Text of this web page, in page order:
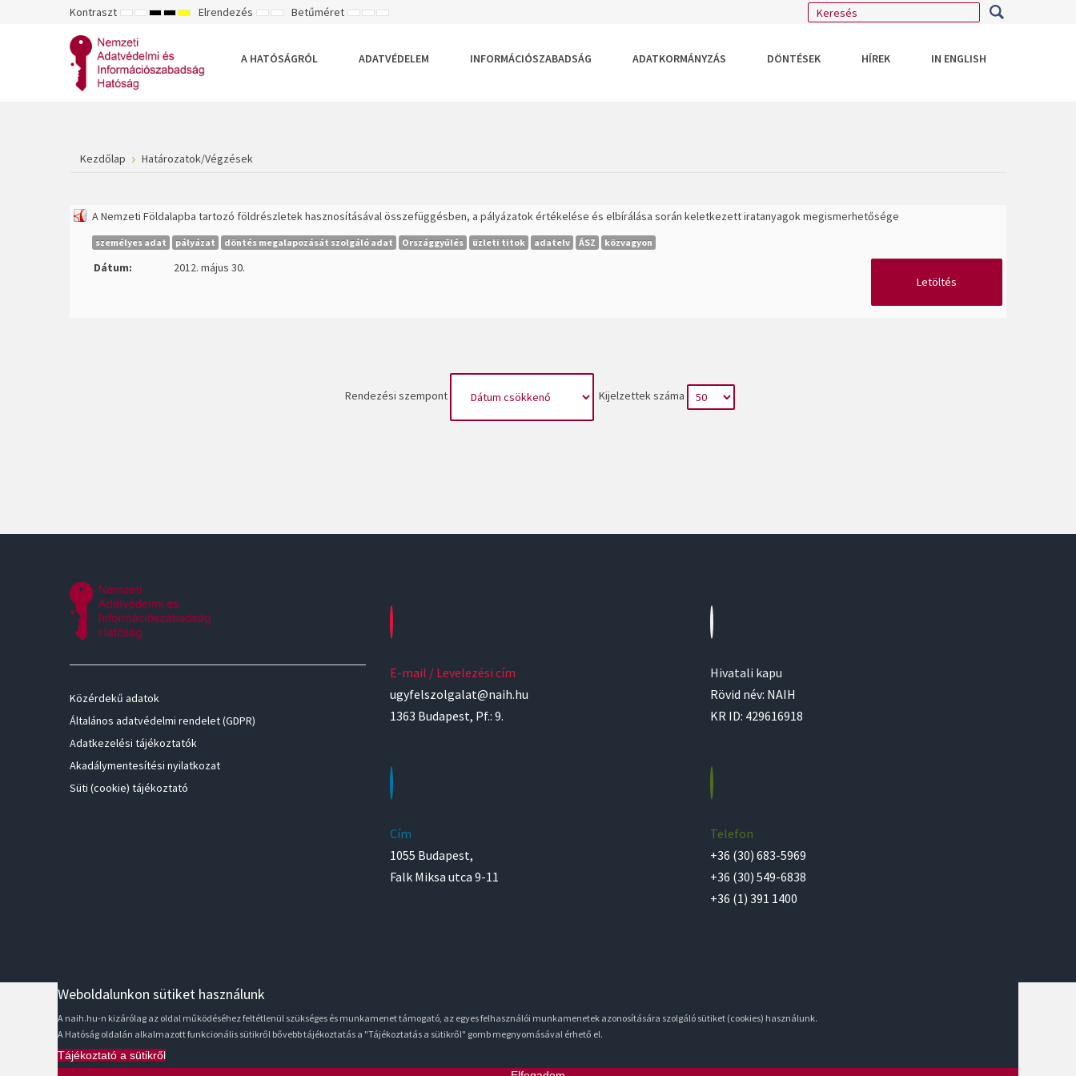
Kontraszt ALAPÉRTELMEZETT
ÉJSZAKAI
NAGY
FEHÉR
MÓD
NAGY
SÁRGA
MÓD
NAGY
MÓD
Elrendezés RÖGZÍTETT
SZÉLES
Betűméret KISEBB
ALAPÉRTELMEZETT
NAGYOBB
A HATÓSÁGRÓL
ADATVÉDELEM INFORMÁCIÓSZABADSÁG ADATKORMÁNYZÁS DÖNTÉSEK HÍREK IN ENGLISH
Kezdőlap Határozatok/Végzések
A Nemzeti Földalapba tartozó földrészletek hasznosításával összefüggésben, a pályázatok értékelése és elbírálása során keletkezett iratanyagok megismerhetősége
személyes adat pályázat döntés megalapozását szolgáló adat Országgyűlés üzleti titok adatelv ÁSZ közvagyon
Dátum:
2012. május 30.
Letöltés
Rendezési szempont Kijelzettek száma
Közérdekű adatok
Általános adatvédelmi rendelet (GDPR)
Adatkezelési tájékoztatók
Akadálymentesítési nyilatkozat
Süti (cookie) tájékoztató
E-mail / Levelezési cím
ugyfelszolgalat@naih.hu
1363 Budapest, Pf.: 9.
Cím
1055 Budapest,
Falk Miksa utca 9-11
Hivatali kapu
Rövid név: NAIH
KR ID: 429616918
Telefon
+36 (30) 683-5969
+36 (30) 549-6838
+36 (1) 391 1400
Weboldalunkon sütiket használunk
A naih.hu-n kizárólag az oldal működéséhez feltétlenül szükséges és munkamenet támogató, az egyes felhasználói munkamenetek azonosítására szolgáló sütiket (cookies) használunk.
A Hatóság oldalán alkalmazott funkcionális sütikről bővebb tájékoztatás a "Tájékoztatás a sütikről" gomb megnyomásával érhető el.
Tájékoztató a sütikről